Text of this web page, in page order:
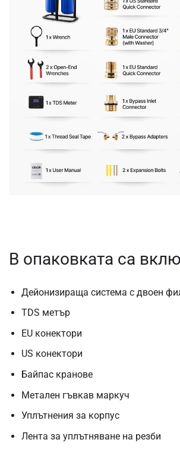
В опаковката са
Дейонизираща система с двоен
TDS метър
EU конектори
US конектори
Байпас кранове
Метален гъвкав маркуч
Уплътнения за корпус
Лента за уплътняване на резби